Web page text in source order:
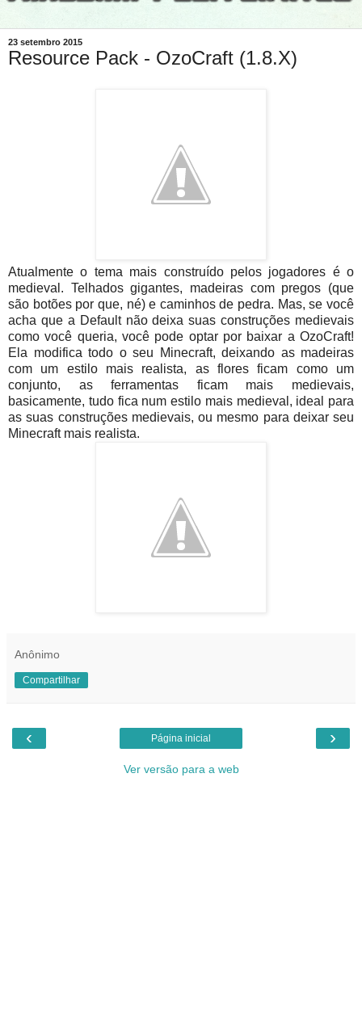
23 setembro 2015
Resource Pack - OzoCraft (1.8.X)
Atualmente o tema mais construído pelos jogadores é o
medieval. Telhados gigantes, madeiras com pregos (que
são botões por que, né) e caminhos de pedra. Mas, se você
acha que a Default não deixa suas construções medievais
como você queria, você pode optar por baixar a OzoCraft!
Ela modifica todo o seu Minecraft, deixando as madeiras
com um estilo mais realista, as flores ficam como um
conjunto, as ferramentas ficam mais medievais,
basicamente, tudo fica num estilo mais medieval, ideal para
as suas construções medievais, ou mesmo para deixar seu
Minecraft mais realista.
Anônimo
Compartilhar
‹ ›
Página inicial
Ver versão para a web